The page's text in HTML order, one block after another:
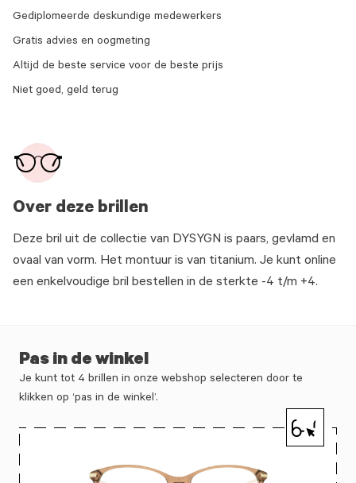
Over deze brillen
Deze bril uit de collectie van DYSYGN is paars, gevlamd en
ovaal van vorm. Het montuur is van titanium. Je kunt online
een enkelvoudige bril bestellen in de sterkte -4 t/m +4.
Gediplomeerde deskundige medewerkers
Gratis advies en oogmeting
Altijd de beste service voor de beste prijs
Niet goed, geld terug
Pas in de winkel
Je kunt tot 4 brillen in onze webshop selecteren door te
klikken op ‘pas in de winkel’.